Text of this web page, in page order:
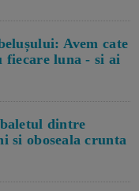
Avem cate
luna - si ai
dintre
si oboseala crunta